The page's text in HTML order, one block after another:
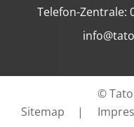
Telefon-Zentrale:
©
Sitemap
|